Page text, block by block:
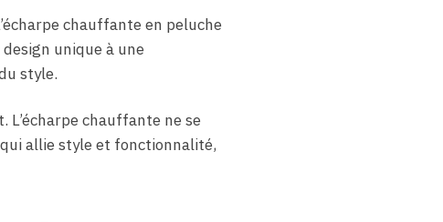
chauffante en peluche
unique à une
style.
chauffante ne se
allie style et fonctionnalité,